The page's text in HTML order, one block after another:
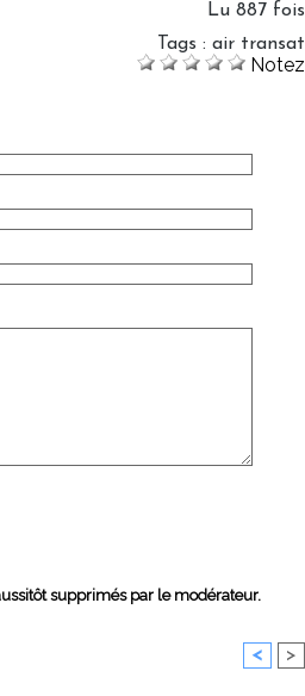
Lu 887 fois
Tags : air transat
Notez
supprimés par le modérateur.
< >